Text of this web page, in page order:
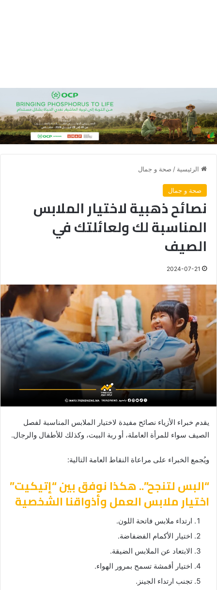
الرئيسية / صحة و جمال
صحة و جمال
نصائح ذهبية لاختيار الملابس
المناسبة لك ولعائلتك في
الصيف
2024-07-21
يقدم خبراء الأزياء نصائح مفيدة لاختيار الملابس المناسبة لفصل
الصيف سواء للمرأة العاملة، أو ربة البيت، وكذلك للأطفال والرجال.
ويُجمع الخبراء على مراعاة النقاط العامة التالية:
“البس لتنجح”.. هكذا نوفق بين “إتيكيت”
اختيار ملابس العمل وأذواقنا الشخصية
ارتداء ملابس فاتحة اللون.
اختيار الأكمام الفضفاضة.
الابتعاد عن الملابس الضيقة.
اختيار أقمشة تسمح بمرور الهواء.
تجنب ارتداء الجينز.